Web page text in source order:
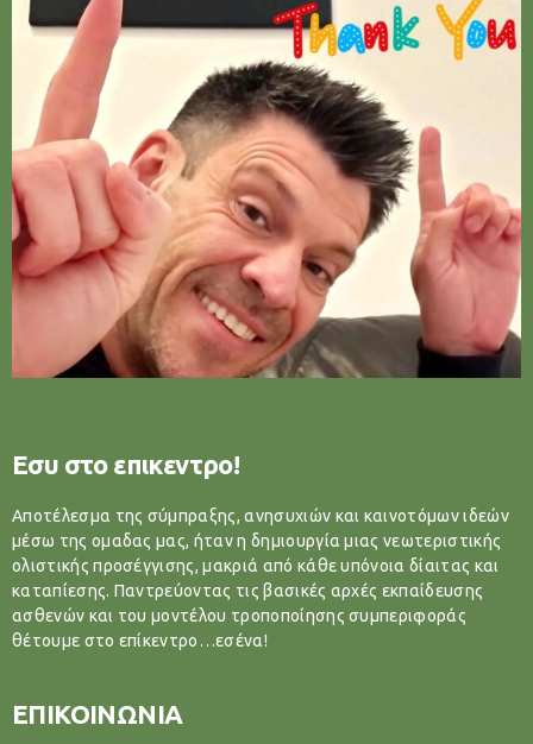
Εσυ στο επικεντρο!
Αποτέλεσμα της σύμπραξης, ανησυχιών και καινοτόμων ιδεών
μέσω της ομαδας μας, ήταν η δημιουργία μιας νεωτεριστικής
ολιστικής προσέγγισης, μακριά από κάθε υπόνοια δίαιτας και
καταπίεσης. Παντρεύοντας τις βασικές αρχές εκπαίδευσης
ασθενών και του μοντέλου τροποποίησης συμπεριφοράς
θέτουμε στο επίκεντρο…εσένα!
ΕΠΙΚΟΙΝΩΝΙΑ